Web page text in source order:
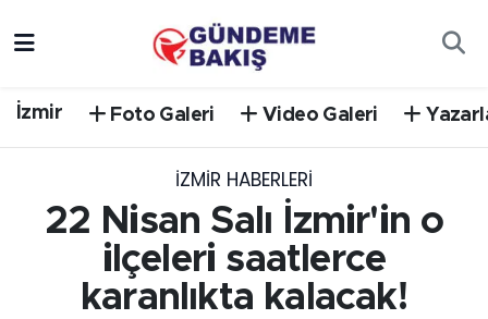
İzmir Foto Galeri Video Galeri
İZMIR HABERLERI
22 Nisan Salı İzmir'in o
ilçeleri saatlerce
karanlıkta kalacak!
EĞİTİM
Trafik Durumu
Süper Lig Puan Durumu ve Fikstür
Tüm Manşetler